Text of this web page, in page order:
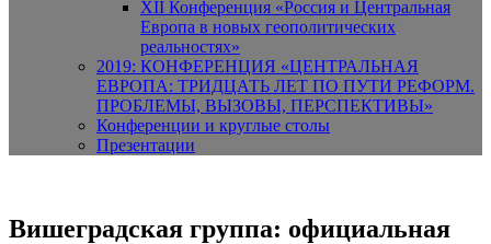
XII Конференция «Россия и Центральная
Европа в новых геополитических
реальностях»
2019: КОНФЕРЕНЦИЯ «ЦЕНТРАЛЬНАЯ
ЕВРОПА: ТРИДЦАТЬ ЛЕТ ПО ПУТИ РЕФОРМ.
ПРОБЛЕМЫ, ВЫЗОВЫ, ПЕРСПЕКТИВЫ»
Конференции и круглые столы
Презентации
Вишеградская группа: официальная